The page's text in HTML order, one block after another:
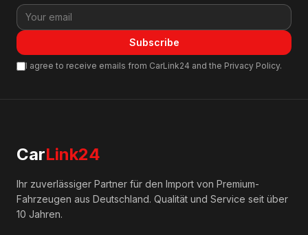
Subscribe
I agree to receive emails from CarLink24 and the Privacy Policy.
CarLink24
Ihr zuverlässiger Partner für den Import von Premium-
Fahrzeugen aus Deutschland. Qualität und Service seit über
10 Jahren.